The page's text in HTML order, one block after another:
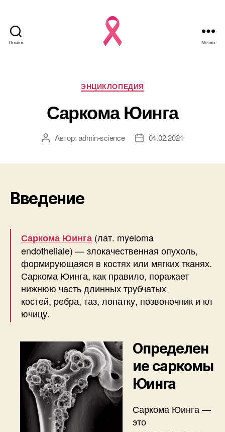
Поиск Меню
Рубрики
ЭНЦИКЛОПЕДИЯ
Саркома Юинга
АвторАвтор:admin-science
Дата04.02.2024
Введение
Саркома Юинга (лат. myeloma
endotheliale) — злокачественная опухоль,
формирующаяся в костях или мягких тканях.
Саркома Юинга, как правило, поражает
нижнюю часть длинных трубчатых
костей, ребра, таз, лопатку, позвоночник и кл
ючицу.
Определен
ие саркомы
Юинга
Саркома Юинга —
это